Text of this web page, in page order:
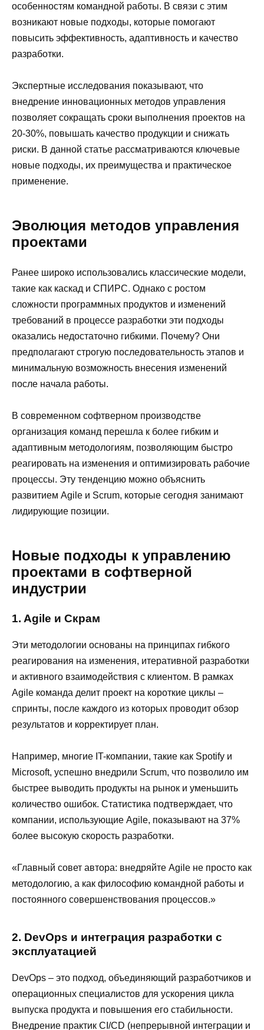
особенностям командной работы. В связи с этим
возникают новые подходы, которые помогают
повысить эффективность, адаптивность и качество
разработки.
Экспертные исследования показывают, что
внедрение инновационных методов управления
позволяет сокращать сроки выполнения проектов на
20-30%, повышать качество продукции и снижать
риски. В данной статье рассматриваются ключевые
новые подходы, их преимущества и практическое
применение.
Эволюция методов управления
проектами
Ранее широко использовались классические модели,
такие как каскад и СПИРС. Однако с ростом
сложности программных продуктов и изменений
требований в процессе разработки эти подходы
оказались недостаточно гибкими. Почему? Они
предполагают строгую последовательность этапов и
минимальную возможность внесения изменений
после начала работы.
В современном софтверном производстве
организация команд перешла к более гибким и
адаптивным методологиям, позволяющим быстро
реагировать на изменения и оптимизировать рабочие
процессы. Эту тенденцию можно объяснить
развитием Agile и Scrum, которые сегодня занимают
лидирующие позиции.
Новые подходы к управлению
проектами в софтверной
индустрии
1. Agile и Скрам
Эти методологии основаны на принципах гибкого
реагирования на изменения, итеративной разработки
и активного взаимодействия с клиентом. В рамках
Agile команда делит проект на короткие циклы –
спринты, после каждого из которых проводит обзор
результатов и корректирует план.
Например, многие IT-компании, такие как Spotify и
Microsoft, успешно внедрили Scrum, что позволило им
быстрее выводить продукты на рынок и уменьшить
количество ошибок. Статистика подтверждает, что
компании, использующие Agile, показывают на 37%
более высокую скорость разработки.
«Главный совет автора: внедряйте Agile не просто как
методологию, а как философию командной работы и
постоянного совершенствования процессов.»
2. DevOps и интеграция разработки с
эксплуатацией
DevOps – это подход, объединяющий разработчиков и
операционных специалистов для ускорения цикла
выпуска продукта и повышения его стабильности.
Внедрение практик CI/CD (непрерывной интеграции и